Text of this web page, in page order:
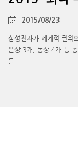
2015/08/23
삼성전자가 세게적 권위
은상 3개, 동상 4개 등
들